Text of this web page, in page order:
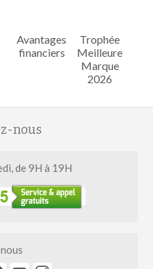
Avantages
financiers
Trophée
Meilleure
Marque
2026
nous
de 9H à 19H